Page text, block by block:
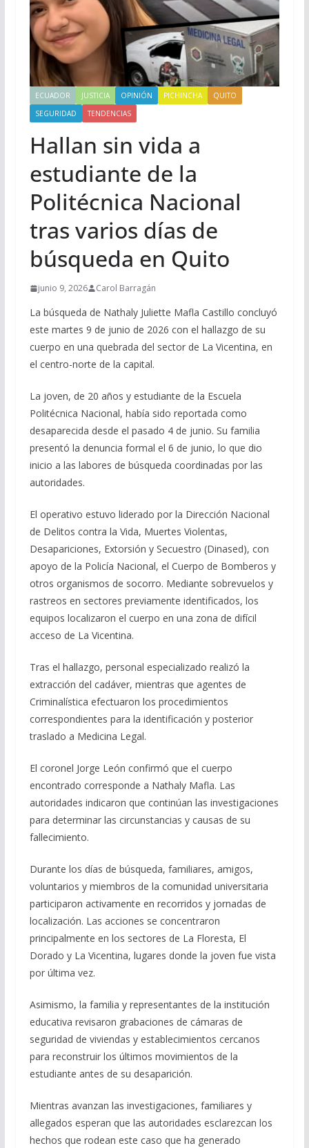
ECUADOR JUSTICIA OPINIÓN PICHINCHA
QUITO
SEGURIDAD
TENDENCIAS
Hallan sin vida a
estudiante de la
Politécnica Nacional
tras varios días de
búsqueda en Quito
junio 9, 2026 Carol Barragán
La búsqueda de Nathaly Juliette Mafla Castillo concluyó
este martes 9 de junio de 2026 con el hallazgo de su
cuerpo en una quebrada del sector de La Vicentina, en
el centro-norte de la capital.
La joven, de 20 años y estudiante de la Escuela
Politécnica Nacional, había sido reportada como
desaparecida desde el pasado 4 de junio. Su familia
presentó la denuncia formal el 6 de junio, lo que dio
inicio a las labores de búsqueda coordinadas por las
autoridades.
El operativo estuvo liderado por la Dirección Nacional
de Delitos contra la Vida, Muertes Violentas,
Desapariciones, Extorsión y Secuestro (Dinased), con
apoyo de la Policía Nacional, el Cuerpo de Bomberos y
otros organismos de socorro. Mediante sobrevuelos y
rastreos en sectores previamente identificados, los
equipos localizaron el cuerpo en una zona de difícil
acceso de La Vicentina.
Tras el hallazgo, personal especializado realizó la
extracción del cadáver, mientras que agentes de
Criminalística efectuaron los procedimientos
correspondientes para la identificación y posterior
traslado a Medicina Legal.
El coronel Jorge León confirmó que el cuerpo
encontrado corresponde a Nathaly Mafla. Las
autoridades indicaron que continúan las investigaciones
para determinar las circunstancias y causas de su
fallecimiento.
Durante los días de búsqueda, familiares, amigos,
voluntarios y miembros de la comunidad universitaria
participaron activamente en recorridos y jornadas de
localización. Las acciones se concentraron
principalmente en los sectores de La Floresta, El
Dorado y La Vicentina, lugares donde la joven fue vista
por última vez.
Asimismo, la familia y representantes de la institución
educativa revisaron grabaciones de cámaras de
seguridad de viviendas y establecimientos cercanos
para reconstruir los últimos movimientos de la
estudiante antes de su desaparición.
Mientras avanzan las investigaciones, familiares y
allegados esperan que las autoridades esclarezcan los
hechos que rodean este caso que ha generado